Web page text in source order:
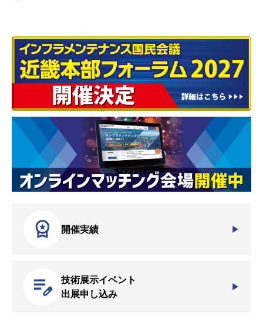
開催実績
技術展示イベント
出展申し込み